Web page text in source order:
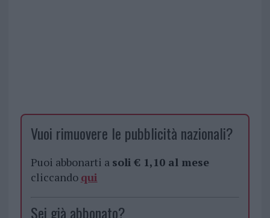
Vuoi rimuovere le pubblicità nazionali?
Puoi abbonarti a soli € 1,10 al mese
cliccando qui
Sei già abbonato?